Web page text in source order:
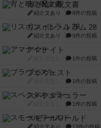
宵と暁の呪文書
紹介文あり 8件の投稿
リスボン・トラム 28
紹介文あり 9件の投稿
アマナイト
1件の投稿
ブラヴェスト
1件の投稿
スペクタキュラー
1件の投稿
スモールワールド
紹介文あり 13件の投稿